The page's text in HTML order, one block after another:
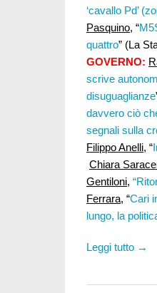
‘cavallo Pd’
Pasquino, “
quattro” (La
GOVERNO:
scrive
disuguaglianze
davvero ciò
segnali sulla
Filippo Anelli, “
Chiara
Gentiloni,
Ferrara, “Cari
lungo, la
Leggi tutto →